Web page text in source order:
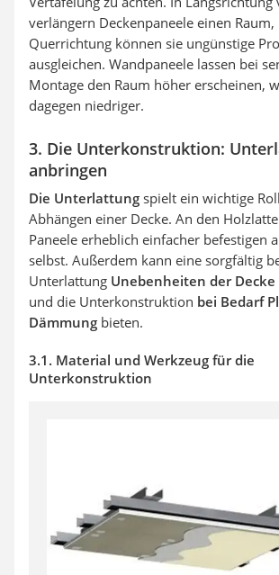
verlängern Deckenpaneele einen Raum,
Querrichtung können sie ungünstige
ausgleichen. Wandpaneele lassen bei
Montage den Raum höher erscheinen,
dagegen niedriger.
3. Die Unterkonstruktion:
anbringen
Die Unterlattung spielt ein wichtige
Abhängen einer Decke. An den
Paneele erheblich einfacher befestigen
selbst. Außerdem kann eine sorgfältig
Unterlattung Unebenheiten der Decke
und die Unterkonstruktion bei Bedarf
Dämmung bieten.
3.1. Material und Werkzeug für die
Unterkonstruktion